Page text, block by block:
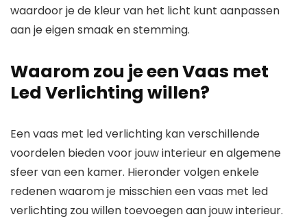
waardoor je de kleur van het licht kunt aanpassen
aan je eigen smaak en stemming.
Waarom zou je een Vaas met
Led Verlichting willen?
Een vaas met led verlichting kan verschillende
voordelen bieden voor jouw interieur en algemene
sfeer van een kamer. Hieronder volgen enkele
redenen waarom je misschien een vaas met led
verlichting zou willen toevoegen aan jouw interieur.